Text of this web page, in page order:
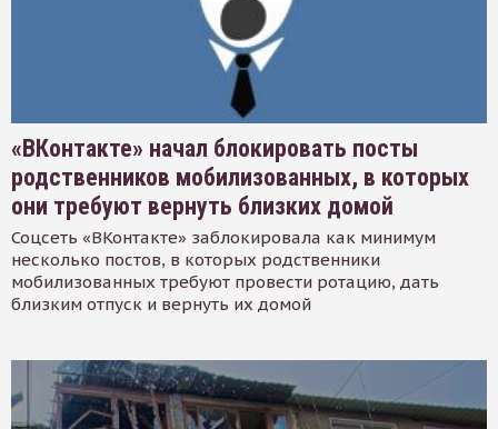
«ВКонтакте» начал блокировать посты
родственников мобилизованных, в которых
они требуют вернуть близких домой
Соцсеть «ВКонтакте» заблокировала как минимум
несколько постов, в которых родственники
мобилизованных требуют провести ротацию, дать
близким отпуск и вернуть их домой